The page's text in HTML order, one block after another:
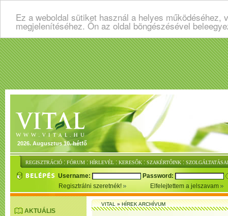
Ez a weboldal sütiket használ a helyes
megjelenítéséhez. Ön az oldal böngészésével
2026. Augusztus 10. hétfő
REGISZTRÁCIÓ : FÓRUM : HÍRLEVÉL : KERESŐK : SZAKÉRTŐINK :
Username:
Password:
Regisztrálni szeretnék!
Elfelejtettem a jelszavam
AKTUÁLIS
VITAL»HÍREK ARCHÍVUM